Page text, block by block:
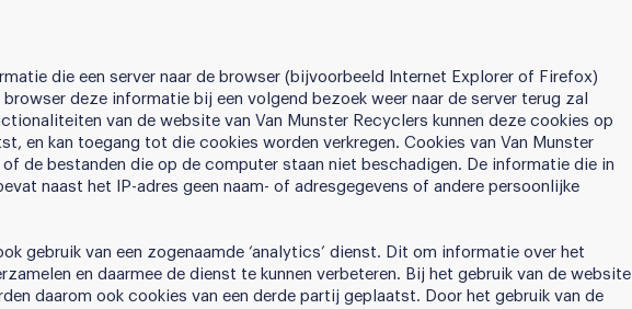
die een server naar de browser (bijvoorbeeld Internet Explorer of Firefox)
deze informatie bij een volgend bezoek weer naar de server terug zal
van de website van Van Munster Recyclers kunnen deze cookies op
en kan toegang tot die cookies worden verkregen. Cookies van Van Munster
de bestanden die op de computer staan niet beschadigen. De informatie die in
naast het IP-adres geen naam- of adresgegevens of andere persoonlijke
gebruik van een zogenaamde ‘analytics’ dienst. Dit om informatie over het
en daarmee de dienst te kunnen verbeteren. Bij het gebruik van de website
daarom ook cookies van een derde partij geplaatst. Door het gebruik van de